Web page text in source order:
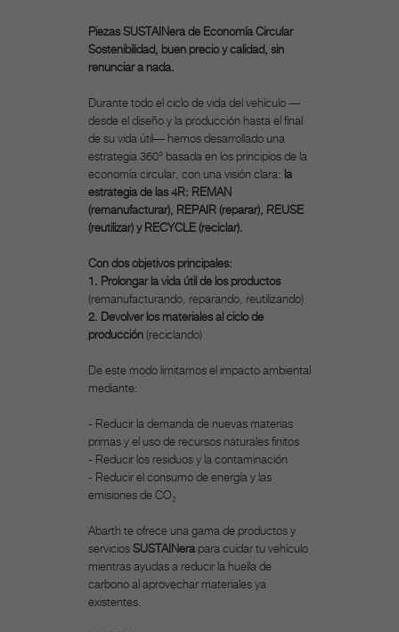
Piezas SUSTAINera de Economía Circular
Sostenibilidad, buen precio y calidad, sin
renunciar a nada.
Durante todo el ciclo de vida del vehículo —
desde el diseño y la producción hasta el final
de su vida útil— hemos desarrollado una
estrategia 360° basada en los principios de la
economía circular, con una visión clara: la
estrategia de las 4R: REMAN
(remanufacturar), REPAIR (reparar), REUSE
(reutilizar) y RECYCLE (reciclar).
Con dos objetivos principales:
1. Prolongar la vida útil de los productos
(remanufacturando, reparando, reutilizando)
2. Devolver los materiales al ciclo de
producción (reciclando)
De este modo limitamos el impacto ambiental
mediante:
- Reducir la demanda de nuevas materias
primas y el uso de recursos naturales finitos
- Reducir los residuos y la contaminación
- Reducir el consumo de energía y las
emisiones de CO₂
Abarth te ofrece una gama de productos y
servicios SUSTAINera para cuidar tu vehículo
mientras ayudas a reducir la huella de
carbono al aprovechar materiales ya
existentes.